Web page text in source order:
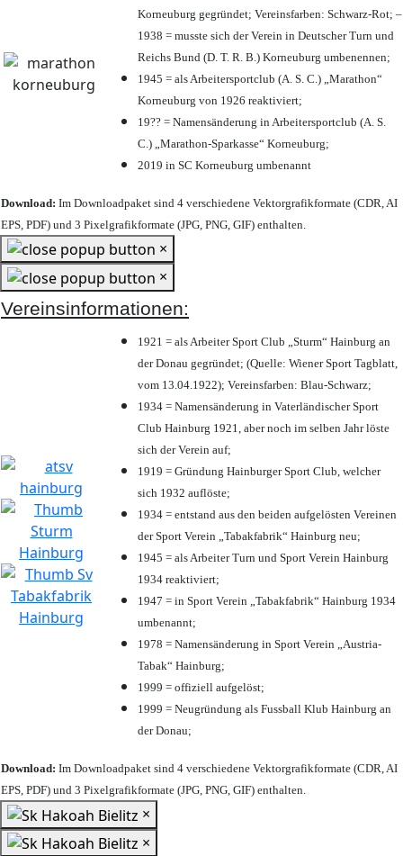
Korneuburg gegründet; Vereinsfarben: Schwarz-Rot; –
1938 = musste sich der Verein in Deutscher Turn und
Reichs Bund (D. T. R. B.) Korneuburg umbenennen;
1945 = als Arbeitersportclub (A. S. C.) „Marathon“
Korneuburg von 1926 reaktiviert;
19?? = Namensänderung in Arbeitersportclub (A. S.
C.) „Marathon-Sparkasse“ Korneuburg;
2019 in SC Korneuburg umbenannt
Download: Im Downloadpaket sind 4 verschiedene Vektorgrafikformate (CDR, AI
EPS, PDF) und 3 Pixelgrafikformate (JPG, PNG, GIF) enthalten.
×
×
Vereinsinformationen:
1921 = als Arbeiter Sport Club „Sturm“ Hainburg an
der Donau gegründet; (Quelle: Wiener Sport Tagblatt,
vom 13.04.1922); Vereinsfarben: Blau-Schwarz;
1934 = Namensänderung in Vaterländischer Sport
Club Hainburg 1921, aber noch im selben Jahr löste
sich der Verein auf;
1919 = Gründung Hainburger Sport Club, welcher
sich 1932 auflöste;
1934 = entstand aus den beiden aufgelösten Vereinen
der Sport Verein „Tabakfabrik“ Hainburg neu;
1945 = als Arbeiter Turn und Sport Verein Hainburg
1934 reaktiviert;
1947 = in Sport Verein „Tabakfabrik“ Hainburg 1934
umbenannt;
1978 = Namensänderung in Sport Verein „Austria-
Tabak“ Hainburg;
1999 = offiziell aufgelöst;
1999 = Neugründung als Fussball Klub Hainburg an
der Donau;
Download: Im Downloadpaket sind 4 verschiedene Vektorgrafikformate (CDR, AI
EPS, PDF) und 3 Pixelgrafikformate (JPG, PNG, GIF) enthalten.
×
×